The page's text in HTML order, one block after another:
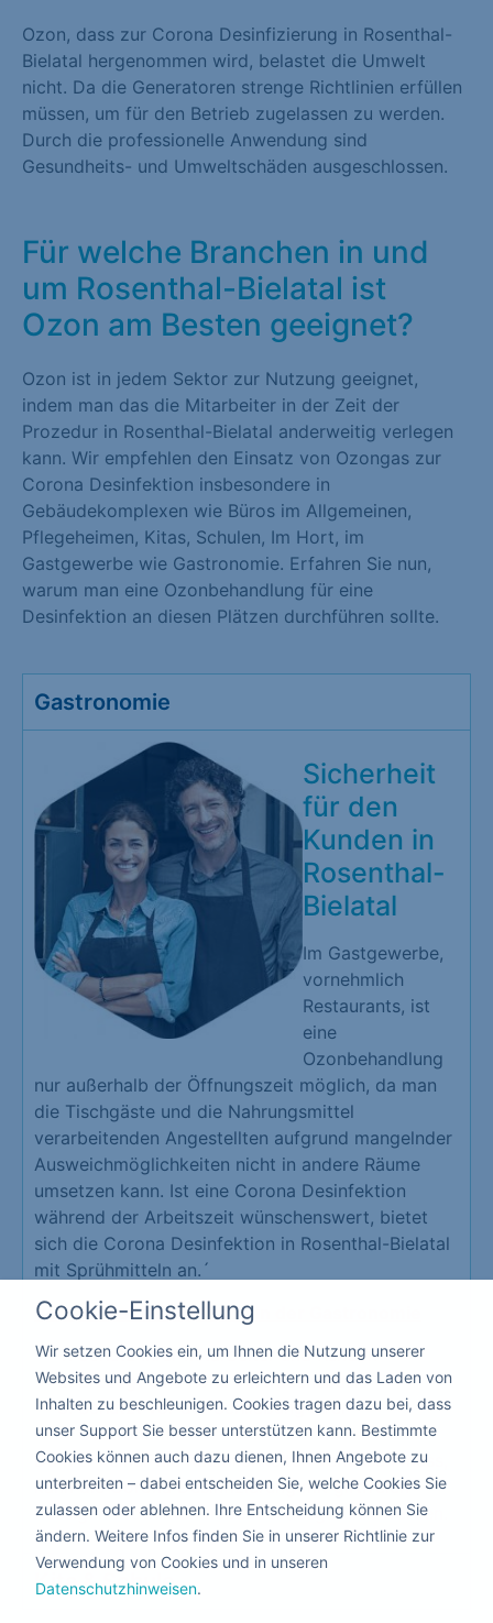
Ozon, dass zur Corona Desinfizierung in Rosenthal-
Bielatal hergenommen wird, belastet die Umwelt
nicht. Da die Generatoren strenge Richtlinien erfüllen
müssen, um für den Betrieb zugelassen zu werden.
Durch die professionelle Anwendung sind
Gesundheits- und Umweltschäden ausgeschlossen.
Für welche Branchen in und
um Rosenthal-Bielatal ist
Ozon am Besten geeignet?
Ozon ist in jedem Sektor zur Nutzung geeignet,
indem man das die Mitarbeiter in der Zeit der
Prozedur in Rosenthal-Bielatal anderweitig verlegen
kann. Wir empfehlen den Einsatz von Ozongas zur
Corona Desinfektion insbesondere in
Gebäudekomplexen wie Büros im Allgemeinen,
Pflegeheimen, Kitas, Schulen, Im Hort, im
Gastgewerbe wie Gastronomie. Erfahren Sie nun,
warum man eine Ozonbehandlung für eine
Desinfektion an diesen Plätzen durchführen sollte.
Gastronomie
Sicherheit
für den
Kunden in
Rosenthal-
Bielatal
Im Gastgewerbe,
vornehmlich
Restaurants, ist
eine
Ozonbehandlung
nur außerhalb der Öffnungszeit möglich, da man
die Tischgäste und die Nahrungsmittel
verarbeitenden Angestellten aufgrund mangelnder
Ausweichmöglichkeiten nicht in andere Räume
umsetzen kann. Ist eine Corona Desinfektion
während der Arbeitszeit wünschenswert, bietet
sich die Corona Desinfektion in Rosenthal-Bielatal
mit Sprühmitteln an.´
Vorteile der Desinfektion in der Gastronomie
Schutz Ihrer Mitarbeiter und Kunden
Erzeugt eine hohe Vertrauensbasis
Schützt vor der Schließung Ihrer
Gastronomie
Da hier keiner die Räumlichkeiten verlassen muss,
kann die Corona Desinfizierung mit giftfreien
flüssigen Produkten nebenbei ausgeführt werden.
Kita & Schule
Cookie-Einstellung
Wir setzen Cookies ein, um Ihnen die Nutzung unserer
Websites und Angebote zu erleichtern und das Laden von
Inhalten zu beschleunigen. Cookies tragen dazu bei, dass
unser Support Sie besser unterstützen kann. Bestimmte
Cookies können auch dazu dienen, Ihnen Angebote zu
unterbreiten – dabei entscheiden Sie, welche Cookies Sie
zulassen oder ablehnen. Ihre Entscheidung können Sie
ändern. Weitere Infos finden Sie in unserer Richtlinie zur
Verwendung von Cookies und in unseren
Datenschutzhinweisen.